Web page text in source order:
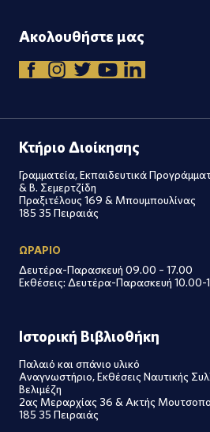
Ακολουθήστε μας
Κτήριο Διοίκησης
Γραμματεία, Εκπαιδευτικά
& Β. Σεμερτζίδη
Πραξιτέλους 169 & Μπουμπουλίνας
185 35 Πειραιάς
ΩΡΑΡΙΟ
Δευτέρα-Παρασκευή 09.00 – 17.00
Εκθέσεις: Δευτέρα-Παρασκευή 10.00-
Ιστορική Βιβλιοθήκη
Παλαιό και σπάνιο υλικό
Αναγνωστήριο, Εκθέσεις Ναυτικής
Βελιμέζη
2ας Μεραρχίας 36 & Ακτής
185 35 Πειραιάς